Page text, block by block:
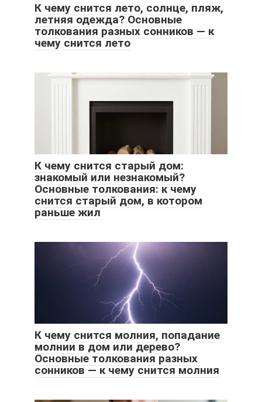
К чему снится лето, солнце, пляж,
летняя одежда? Основные
толкования разных сонников — к
чему снится лето
К чему снится старый дом:
знакомый или незнакомый?
Основные толкования: к чему
снится старый дом, в котором
раньше жил
К чему снится молния, попадание
молнии в дом или дерево?
Основные толкования разных
сонников — к чему снится молния